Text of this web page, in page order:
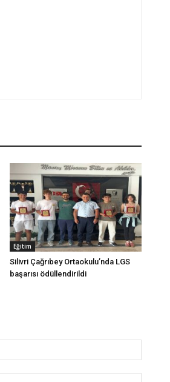
Eğitim
Silivri Çağrıbey Ortaokulu’nda LGS
başarısı ödüllendirildi